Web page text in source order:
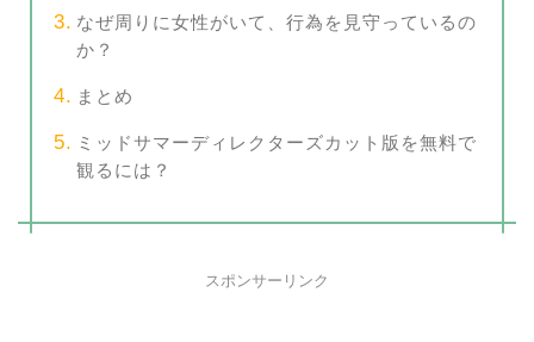
なぜ周りに女性がいて、行為を見守っているの
か？
まとめ
ミッドサマーディレクターズカット版を無料で
観るには？
スポンサーリンク